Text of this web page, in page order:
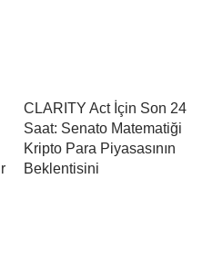
CLARITY Act İçin Son 24
Saat: Senato Matematiği
Kripto Para Piyasasının
Beklentisini